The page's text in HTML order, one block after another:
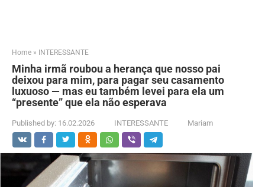
Home » INTERESSANTE
Minha irmã roubou a herança que nosso pai
deixou para mim, para pagar seu casamento
luxuoso — mas eu também levei para ela um
“presente” que ela não esperava
Published by: 16.02.2026 INTERESSANTE Mariam